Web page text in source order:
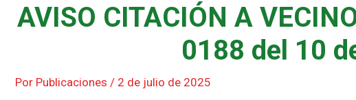
AVISO CITACIÓN A
0188 del 10
Por Publicaciones / 2 de julio de 2025